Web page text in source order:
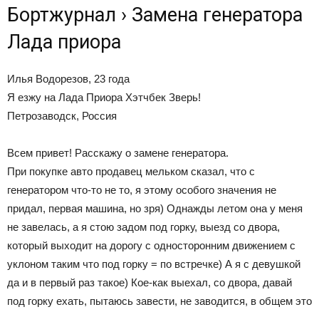
Бортжурнал › Замена генератора
Лада приора
Илья Водорезов, 23 года
Я езжу на Лада Приора Хэтчбек Зверь!
Петрозаводск, Россия
Всем привет! Расскажу о замене генератора.
При покупке авто продавец мельком сказал, что с
генератором что-то не то, я этому особого значения не
придал, первая машина, но зря) Однажды летом она у меня
не завелась, а я стою задом под горку, выезд со двора,
который выходит на дорогу с односторонним движением с
уклоном таким что под горку = по встречке) А я с девушкой
да и в первый раз такое) Кое-как выехал, со двора, давай
под горку ехать, пытаюсь завести, не заводится, в общем это